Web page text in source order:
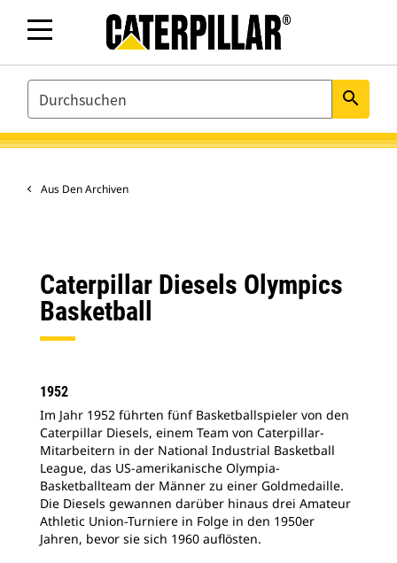
SEARCH search
Aus Den Archiven
Caterpillar Diesels Olympics
Basketball
1952
Im Jahr 1952 führten fünf Basketballspieler von den
Caterpillar Diesels, einem Team von Caterpillar-
Mitarbeitern in der National Industrial Basketball
League, das US-amerikanische Olympia-
Basketballteam der Männer zu einer Goldmedaille.
Die Diesels gewannen darüber hinaus drei Amateur
Athletic Union-Turniere in Folge in den 1950er
Jahren, bevor sie sich 1960 auflösten.